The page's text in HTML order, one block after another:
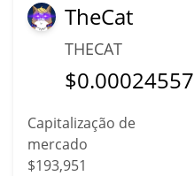
TheCat
THECAT
$0.00024557
Capitalização de
mercado
$193,951